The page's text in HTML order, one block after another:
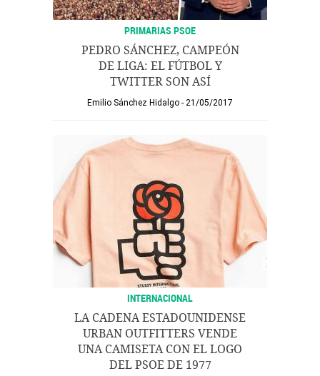
PRIMARIAS PSOE
PEDRO SÁNCHEZ, CAMPEÓN
DE LIGA: EL FÚTBOL Y
TWITTER SON ASÍ
Emilio Sánchez Hidalgo 21/05/2017
INTERNACIONAL
LA CADENA ESTADOUNIDENSE
URBAN OUTFITTERS VENDE
UNA CAMISETA CON EL LOGO
DEL PSOE DE 1977